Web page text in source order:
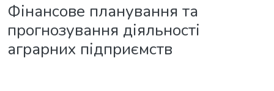
Фінансове планування та
прогнозування діяльності
аграрних підприємств